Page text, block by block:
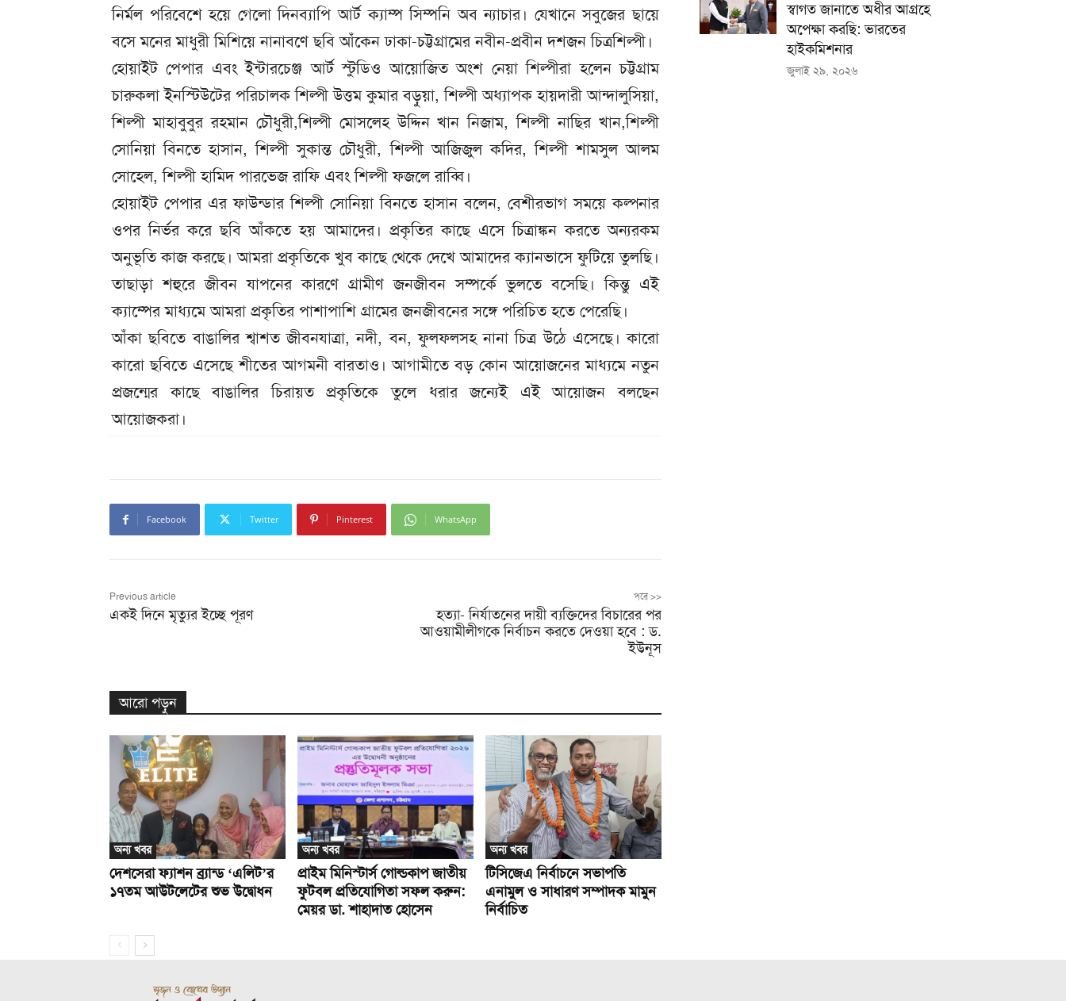
নির্মল পরিবেশে হয়ে গেলো দিনব্যাপি আর্ট ক্যাম্প সিম্পনি অব ন্যাচার। যেখানে সবুজের ছায়ে
বসে মনের মাধুরী মিশিয়ে নানাবণে ছবি আঁকেন ঢাকা-চট্টগ্রামের নবীন-প্রবীন দশজন চিত্রশিল্পী।
হোয়াইট পেপার এবং ইন্টারচেঞ্জ আর্ট স্টুডিও আয়োজিত অংশ নেয়া শিল্পীরা হলেন চট্টগ্রাম
চারুকলা ইনস্টিউটের পরিচালক শিল্পী উত্তম কুমার বড়ুয়া, শিল্পী অধ্যাপক হায়দারী আন্দালুসিয়া,
শিল্পী মাহাবুবুর রহমান চৌধুরী,শিল্পী মোসলেহ উদ্দিন খান নিজাম, শিল্পী নাছির খান,শিল্পী
সোনিয়া বিনতে হাসান, শিল্পী সুকান্ত চৌধুরী, শিল্পী আজিজুল কদির, শিল্পী শামসুল আলম
সোহেল, শিল্পী হামিদ পারভেজ রাফি এবং শিল্পী ফজলে রাব্বি।
হোয়াইট পেপার এর ফাউন্ডার শিল্পী সোনিয়া বিনতে হাসান বলেন, বেশীরভাগ সময়ে কল্পনার
ওপর নির্ভর করে ছবি আঁকতে হয় আমাদের। প্রকৃতির কাছে এসে চিত্রাঙ্কন করতে অন্যরকম
অনুভূতি কাজ করছে। আমরা প্রকৃতিকে খুব কাছে থেকে দেখে আমাদের ক্যানভাসে ফুটিয়ে তুলছি।
তাছাড়া শহুরে জীবন যাপনের কারণে গ্রামীণ জনজীবন সম্পর্কে ভুলতে বসেছি। কিন্তু এই
ক্যাম্পের মাধ্যমে আমরা প্রকৃতির পাশাপাশি গ্রামের জনজীবনের সঙ্গে পরিচিত হতে পেরেছি।
আঁকা ছবিতে বাঙালির শ্বাশত জীবনযাত্রা, নদী, বন, ফুলফলসহ নানা চিত্র উঠে এসেছে। কারো
কারো ছবিতে এসেছে শীতের আগমনী বারতাও। আগামীতে বড় কোন আয়োজনের মাধ্যমে নতুন
প্রজন্মের কাছে বাঙালির চিরায়ত প্রকৃতিকে তুলে ধরার জন্যেই এই আয়োজন বলছেন
আয়োজকরা।
Facebook Twitter Pinterest WhatsApp
Previous article
একই দিনে মৃত্যুর ইচ্ছে পূরণ
পরে >>
হত্যা- নির্যাতনের দায়ী ব্যক্তিদের বিচারের পর
আওয়ামীলীগকে নির্বাচন করতে দেওয়া হবে : ড.
ইউনূস
আরো পড়ুন
অন্য খবর
দেশসেরা ফ্যাশন ব্র্যান্ড ‘এলিট’র
১৭তম আউটলেটের শুভ উদ্বোধন
অন্য খবর
প্রাইম মিনিস্টার্স গোল্ডকাপ জাতীয়
ফুটবল প্রতিযোগিতা সফল করুন:
মেয়র ডা. শাহাদাত হোসেন
অন্য খবর
টিসিজেএ নির্বাচনে সভাপতি
এনামুল ও সাধারণ সম্পাদক মামুন
নির্বাচিত
স্বাগত জানাতে অধীর আগ্রহে
অপেক্ষা কর‌ছি: ভারতের
হাইকমিশনার
জুলাই ২৯, ২০২৬